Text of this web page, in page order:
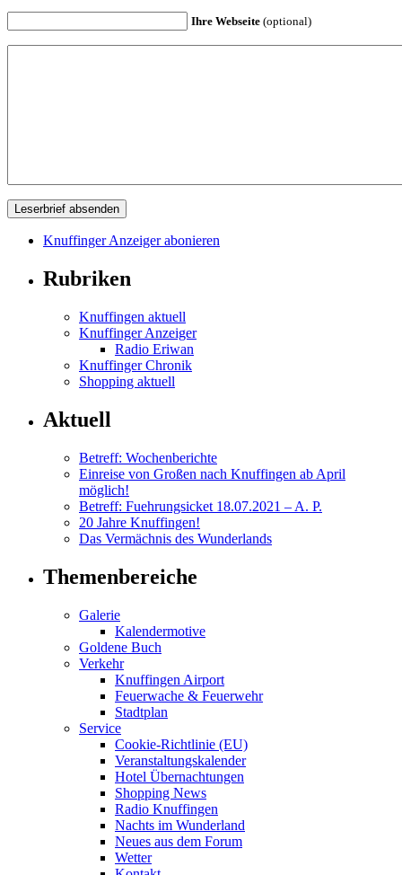
Ihre Webseite (optional)
Knuffinger Anzeiger abonieren
Rubriken
Knuffingen aktuell
Knuffinger Anzeiger
Radio Eriwan
Knuffinger Chronik
Shopping aktuell
Aktuell
Betreff: Wochenberichte
Einreise von Großen nach Knuffingen ab April
möglich!
Betreff: Fuehrungsicket 18.07.2021 – A. P.
20 Jahre Knuffingen!
Das Vermächnis des Wunderlands
Themenbereiche
Galerie
Kalendermotive
Goldene Buch
Verkehr
Knuffingen Airport
Feuerwache & Feuerwehr
Stadtplan
Service
Cookie-Richtlinie (EU)
Veranstaltungskalender
Hotel Übernachtungen
Shopping News
Radio Knuffingen
Nachts im Wunderland
Neues aus dem Forum
Wetter